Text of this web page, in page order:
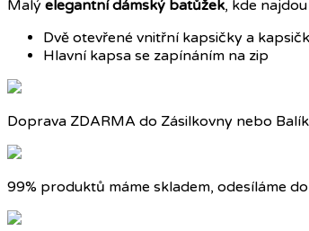
Malý elegantní dámský batůžek, kde
Dvě otevřené vnitřní kapsičky a
Hlavní kapsa se zapínáním na zip
Doprava ZDARMA do Zásilkovny nebo
99% produktů máme skladem, odesíláme